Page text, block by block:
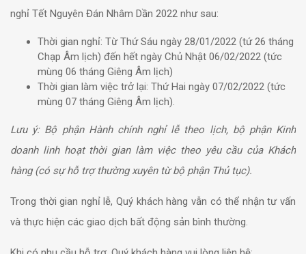
nghỉ Tết Nguyên Đán Nhâm Dần 2022 như sau:
Thời gian nghỉ: Từ Thứ Sáu ngày 28/01/2022 (tứ 26 tháng
Chạp Âm lịch) đến hết ngày Chủ Nhật 06/02/2022 (tức
mùng 06 tháng Giêng Âm lịch)
Thời gian làm việc trở lại: Thứ Hai ngày 07/02/2022 (tức
mùng 07 tháng Giêng Âm lịch).
Lưu ý: Bộ phận Hành chính nghỉ lễ theo lịch, bộ phận Kinh
doanh linh hoạt thời gian làm việc theo yêu cầu của Khách
hàng (có sự hỗ trợ thường xuyên từ bộ phận Thủ tục).
Trong thời gian nghỉ lễ, Quý khách hàng vẫn có thể nhận tư vấn
và thực hiện các giao dịch bất động sản bình thường.